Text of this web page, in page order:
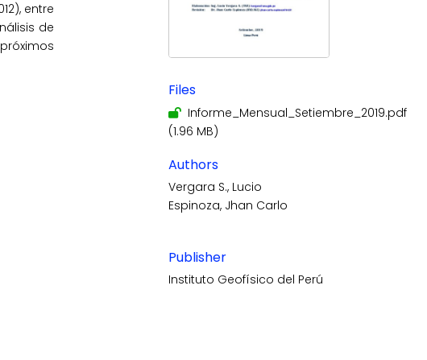
entre
de
Files
Informe_Mensual_Setiembre_2019.pdf
(1.96 MB)
Authors
Vergara S., Lucio
Espinoza, Jhan Carlo
Publisher
Instituto Geofísico del Perú